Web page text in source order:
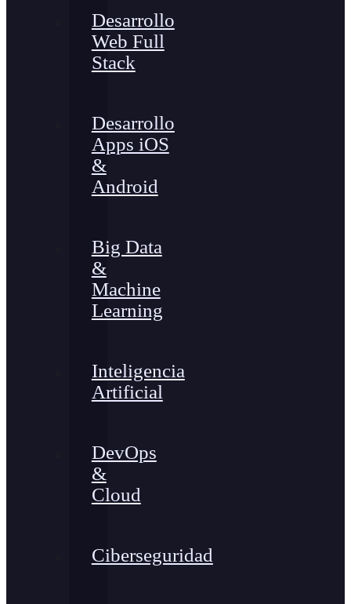
Desarrollo
Web Full
Stack
Desarrollo
Apps iOS
&
Android
Big Data
&
Machine
Learning
Inteligencia
Artificial
DevOps
&
Cloud
Ciberseguridad